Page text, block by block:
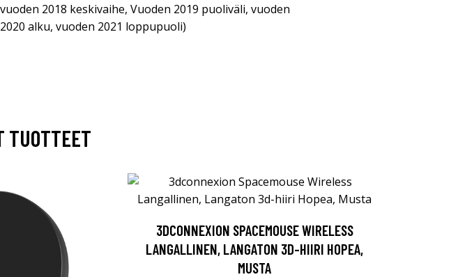
vuoden 2018 keskivaihe, Vuoden 2019 puoliväli, vuoden
2020 alku, vuoden 2021 loppupuoli)
TUOTTEET
3DCONNEXION SPACEMOUSE WIRELESS
LANGALLINEN, LANGATON 3D-HIIRI HOPEA,
MUSTA